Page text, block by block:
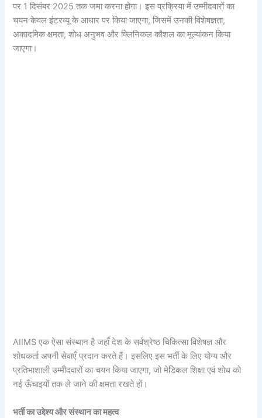
पर 1 दिसंबर 2025 तक जमा करना होगा। इस प्रक्रिया में उम्मीदवारों का
चयन केवल इंटरव्यू के आधार पर किया जाएगा, जिसमें उनकी विशेषज्ञता,
अकादमिक क्षमता, शोध अनुभव और क्लिनिकल कौशल का मूल्यांकन किया
जाएगा।
AIIMS एक ऐसा संस्थान है जहाँ देश के सर्वश्रेष्ठ चिकित्सा विशेषज्ञ और
शोधकर्ता अपनी सेवाएँ प्रदान करते हैं। इसलिए इस भर्ती के लिए योग्य और
प्रतिभाशाली उम्मीदवारों का चयन किया जाएगा, जो मेडिकल शिक्षा एवं शोध को
नई ऊँचाइयों तक ले जाने की क्षमता रखते हों।
भर्ती का उद्देश्य और संस्थान का महत्व